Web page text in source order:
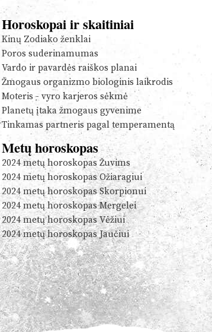
Horoskopai ir skaitiniai
Kinų Zodiako ženklai
Poros suderinamumas
Vardo ir pavardės raiškos planai
Žmogaus organizmo biologinis laikrodis
Moteris - vyro karjeros sėkmė
Planetų įtaka žmogaus gyvenime
Tinkamas partneris pagal temperamentą
Metų horoskopas
2024 metų horoskopas Žuvims
2024 metų horoskopas Ožiaragiui
2024 metų horoskopas Skorpionui
2024 metų horoskopas Mergelei
2024 metų horoskopas Vėžiui
2024 metų horoskopas Jaučiui